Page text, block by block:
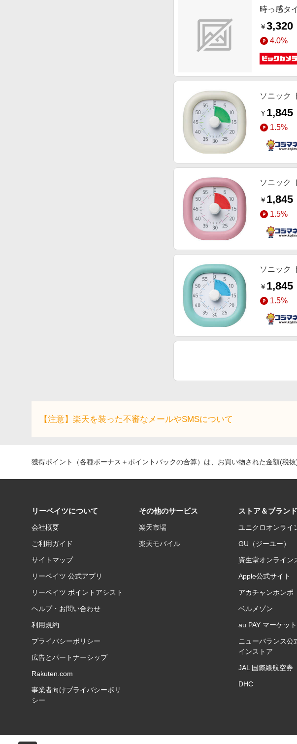
時っ感タ
￥3,320
4.0%
ソニック
￥ 1,845
1.5%
ソニック
￥ 1,845
1.5%
ソニック
￥ 1,845
1.5%
【注意】楽天を装った不審なメールやSMSについて
獲得ポイント（各種ボーナス＋ポイントバックの合算）は、お買い物された金額(税
リーベイツについて
会社概要
ご利用ガイド
サイトマップ
リーベイツ 公式アプリ
リーベイツ ポイントアシスト
ヘルプ・お問い合わせ
利用規約
プライバシーポリシー
広告とパートナーシップ
Rakuten.com
事業者向けプライバシーポリ
シー
その他のサービス
楽天市場
楽天モバイル
ストア＆ブランド
ユニクロオンライ
GU（ジーユー）
資生堂オンライン
Apple公式サイト
アカチャンホンポ
ベルメゾン
au PAY マーケット
ニューバランス公
インストア
JAL 国際線航空券
DHC